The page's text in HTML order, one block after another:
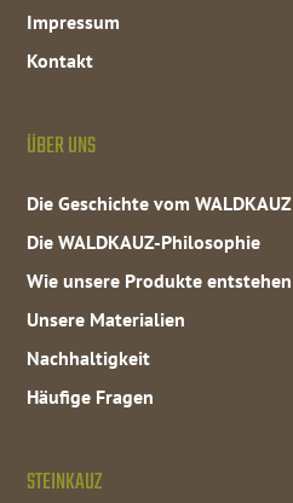
Impressum
Kontakt
ÜBER UNS
Die Geschichte vom WALDKAUZ
Die WALDKAUZ-Philosophie
Wie unsere Produkte entstehen
Unsere Materialien
Nachhaltigkeit
Häufige Fragen
STEINKAUZ